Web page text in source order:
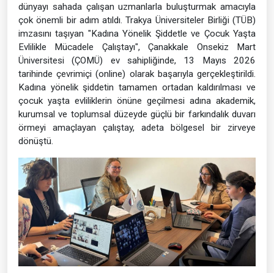
dünyayı sahada çalışan uzmanlarla buluşturmak amacıyla
çok önemli bir adım atıldı. Trakya Üniversiteler Birliği (TÜB)
imzasını taşıyan "Kadına Yönelik Şiddetle ve Çocuk Yaşta
Evlilikle Mücadele Çalıştayı", Çanakkale Onsekiz Mart
Üniversitesi (ÇOMÜ) ev sahipliğinde, 13 Mayıs 2026
tarihinde çevrimiçi (online) olarak başarıyla gerçekleştirildi.
Kadına yönelik şiddetin tamamen ortadan kaldırılması ve
çocuk yaşta evliliklerin önüne geçilmesi adına akademik,
kurumsal ve toplumsal düzeyde güçlü bir farkındalık duvarı
örmeyi amaçlayan çalıştay, adeta bölgesel bir zirveye
dönüştü.